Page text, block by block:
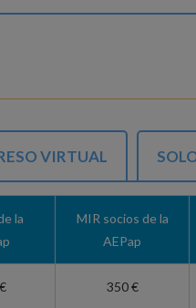
VIRTUAL
la
MIR socios de la
AEPap
350 €